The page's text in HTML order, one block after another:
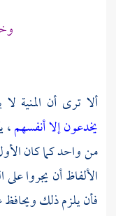
ألا ترى أن المنية
يخدعون إلا أنفسهم،
من واحد كما كان
الألفاظ أن يجروا
فأن يلزم ذلك